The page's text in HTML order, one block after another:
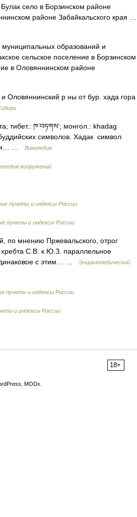
село в Борзинском районе
районе Забайкальского края …
образований и
сельское поселение в Борзинском
в Оловяннинском районе
Оловяннинский р ны от бур. хада гора ,
тибет.: ཁ་བཏགས་; монгол.: khadag
символов. Хадак символ
и… …
Википедия
вооружений
пункты и индексы России
пункты и индексы России
мнению Пржевальского, отрог
хребта С.В. к Ю.З. параллельное
с этим… …
Энциклопедический
пункты и индексы России
и индексы России
18+
MODx.